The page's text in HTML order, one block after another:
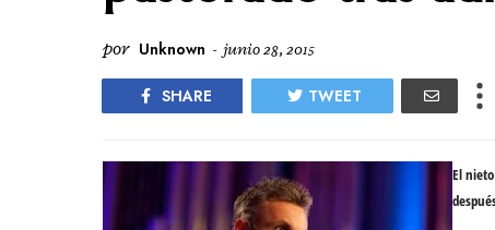
por Unknown - junio 28, 2015
SHARE TWEET
El